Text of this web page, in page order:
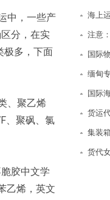
中，一些产
分，在实
极多，下面
、聚乙烯
、聚砜、氯
胶中文学
乙烯，英文
海上
国际
集装
货代